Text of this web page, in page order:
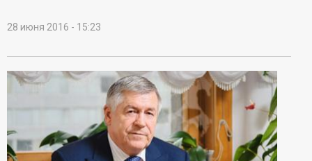
28 июня 2016 - 15:23